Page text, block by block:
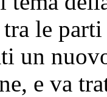
le
un
e va